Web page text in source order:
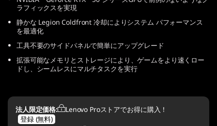
e
ラフィックスを実現
静かな Legion Coldfront 冷却によりシステム パフォーマンス
を最適化
工具不要のサイドパネルで簡単にアップグレード
拡張可能なメモリとストレージにより、ゲームをより速くロー
ドし、シームレスにマルチタスクを実行
法人限定価格:
Lenovo Proストアでお得に購入！
登録 (無料)